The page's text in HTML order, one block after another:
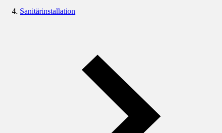
Sanitärinstallation